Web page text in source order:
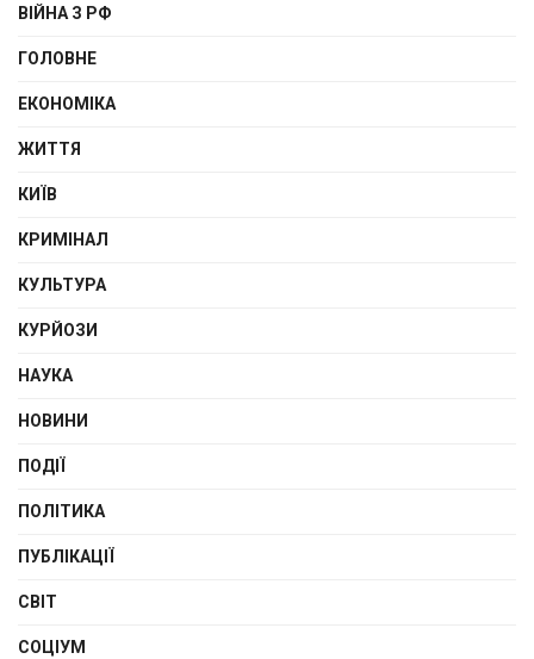
ВІЙНА З РФ
ГОЛОВНЕ
ЕКОНОМІКА
ЖИТТЯ
КИЇВ
КРИМІНАЛ
КУЛЬТУРА
КУРЙОЗИ
НАУКА
НОВИНИ
ПОДІЇ
ПОЛІТИКА
ПУБЛІКАЦІЇ
СВІТ
СОЦІУМ